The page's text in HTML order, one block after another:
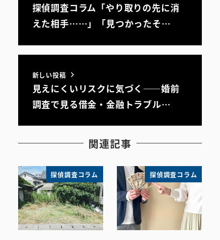
探偵調査コラム「やり取りの先に消
えた相手……」「見つかったそ…
新しい投稿
見えにくいリスクに気づく――婚前
調査で見る借金・金融トラブル…
関連記事
探偵調査コラム 探偵調査コラム